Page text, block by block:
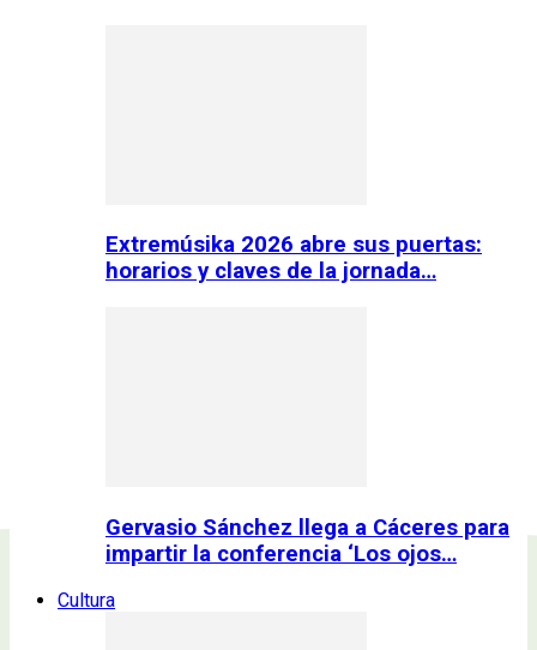
Extremúsika 2026 abre sus puertas:
horarios y claves de la jornada…
Gervasio Sánchez llega a Cáceres para
impartir la conferencia ‘Los ojos…
Cultura